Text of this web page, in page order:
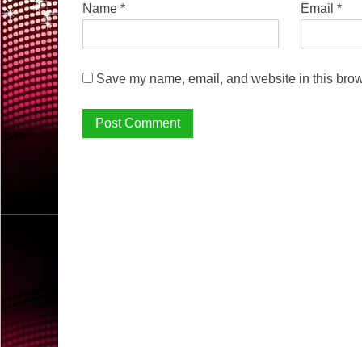
Name * Email*
Save my name, email, and website in this